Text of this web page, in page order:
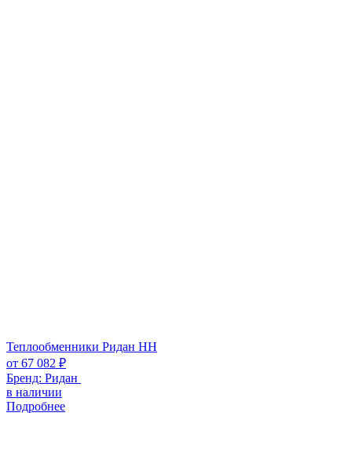
Теплообменники Ридан НН
от 67 082 ₽
Бренд: Ридан
в наличии
Подробнее